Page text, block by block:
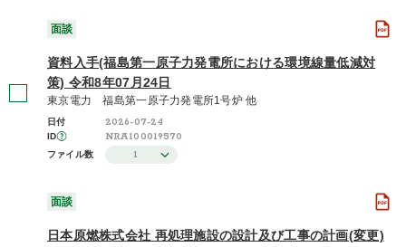
面談
資料入手(福島第一原子力発電所における環境線量低減対
策) 令和8年07月24日
東京電力 福島第一原子力発電所1号炉 他
日付 2026-07-24
ID NRA100019570
ファイル数 1
面談
日本原燃株式会社 再処理施設の設計及び工事の計画(変更)